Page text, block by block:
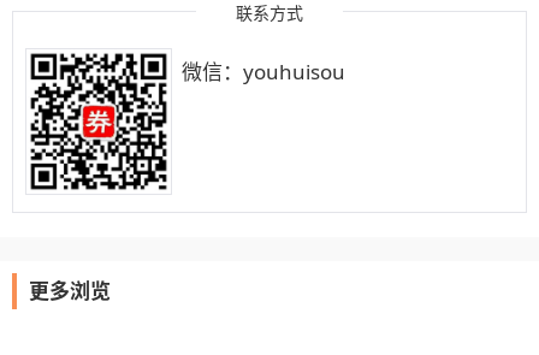
联系方式
微信：youhuisou
更多浏览